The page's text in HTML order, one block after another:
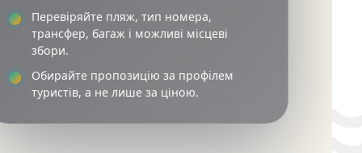
Перевіряйте пляж, тип номера,
трансфер, багаж і можливі місцеві
збори.
Обирайте пропозицію за профілем
туристів, а не лише за ціною.